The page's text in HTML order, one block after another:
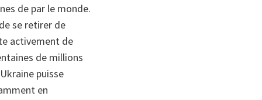
de par le monde.
se retirer de
activement de
de millions
puisse
en